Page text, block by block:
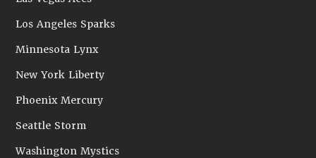
Los Angeles Sparks
Minnesota Lynx
New York Liberty
Phoenix Mercury
Seattle Storm
Washington Mystics